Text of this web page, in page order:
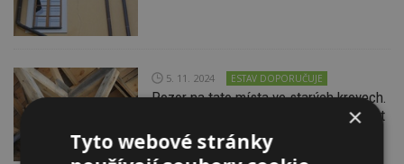
5. 11. 2024 ESTAV DOPORUČUJE
Pozor na tato místa ve starých krovech.
Při opravě starého domu musíte chápat
řemeslo předků
×
Tyto webové stránky